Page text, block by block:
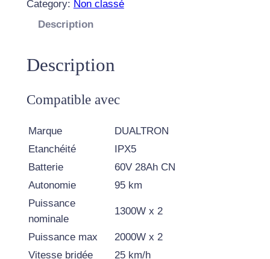
e
R
O
T
I
N
E
T
T
Category: Non classé
Description
Description
Compatible avec
Marque
DUALTRON
Etanchéité
IPX5
Batterie
60V 28Ah CN
Autonomie
95 km
Puissance
nominale
1300W x 2
Puissance max
2000W x 2
Vitesse bridée
25 km/h